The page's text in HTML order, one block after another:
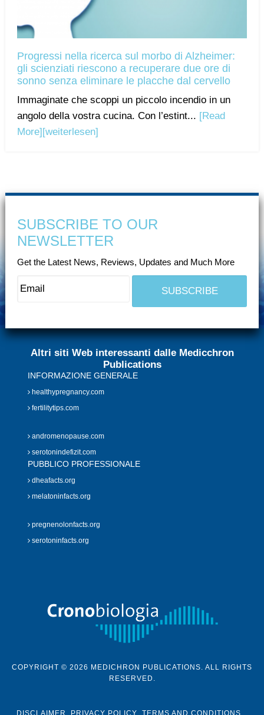
Progressi nella ricerca sul morbo di Alzheimer:
gli scienziati riescono a recuperare due ore di
sonno senza eliminare le placche dal cervello
Immaginate che scoppi un piccolo incendio in un
angolo della vostra cucina. Con l’estint... [Read
More][weiterlesen]
SUBSCRIBE TO OUR
NEWSLETTER
Get the Latest News, Reviews, Updates and Much More
Altri siti Web interessanti dalle Medicchron
Publications
INFORMAZIONE GENERALE
healthypregnancy.com
fertilitytips.com
andromenopause.com
serotonindefizit.com
PUBBLICO PROFESSIONALE
dheafacts.org
melatoninfacts.org
pregnenolonfacts.org
serotoninfacts.org
COPYRIGHT © 2026 MEDICHRON PUBLICATIONS. ALL RIGHTS
RESERVED.
DISCLAIMER PRIVACY POLICY TERMS AND CONDITIONS